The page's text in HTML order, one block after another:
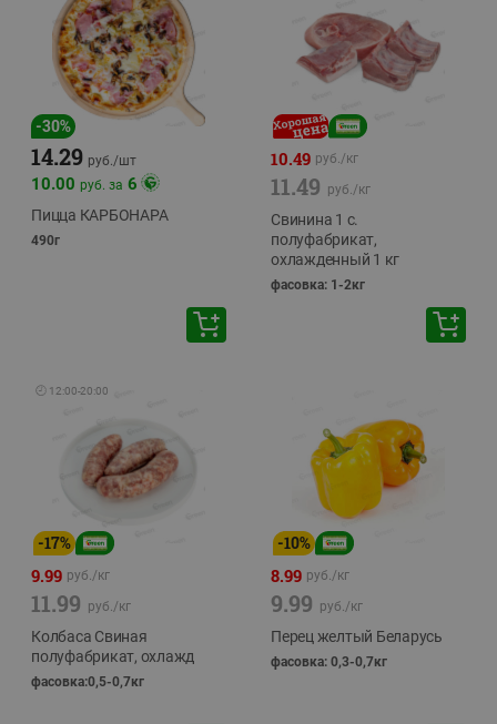
-30%
14.29 руб./шт
10.00 руб. за 6
Пицца КАРБОНАРА
490г
10.49 руб./кг
11.49 руб./кг
Свинина 1 с.
полуфабрикат,
охлажденный 1 кг
фасовка: 1-2кг
🕘 12:00-20:00
-17%
9.99 руб./кг
11.99 руб./кг
Колбаса Свиная
полуфабрикат, охлажд
фасовка:0,5-0,7кг
-10%
8.99 руб./кг
9.99 руб./кг
Перец желтый Беларусь
фасовка: 0,3-0,7кг